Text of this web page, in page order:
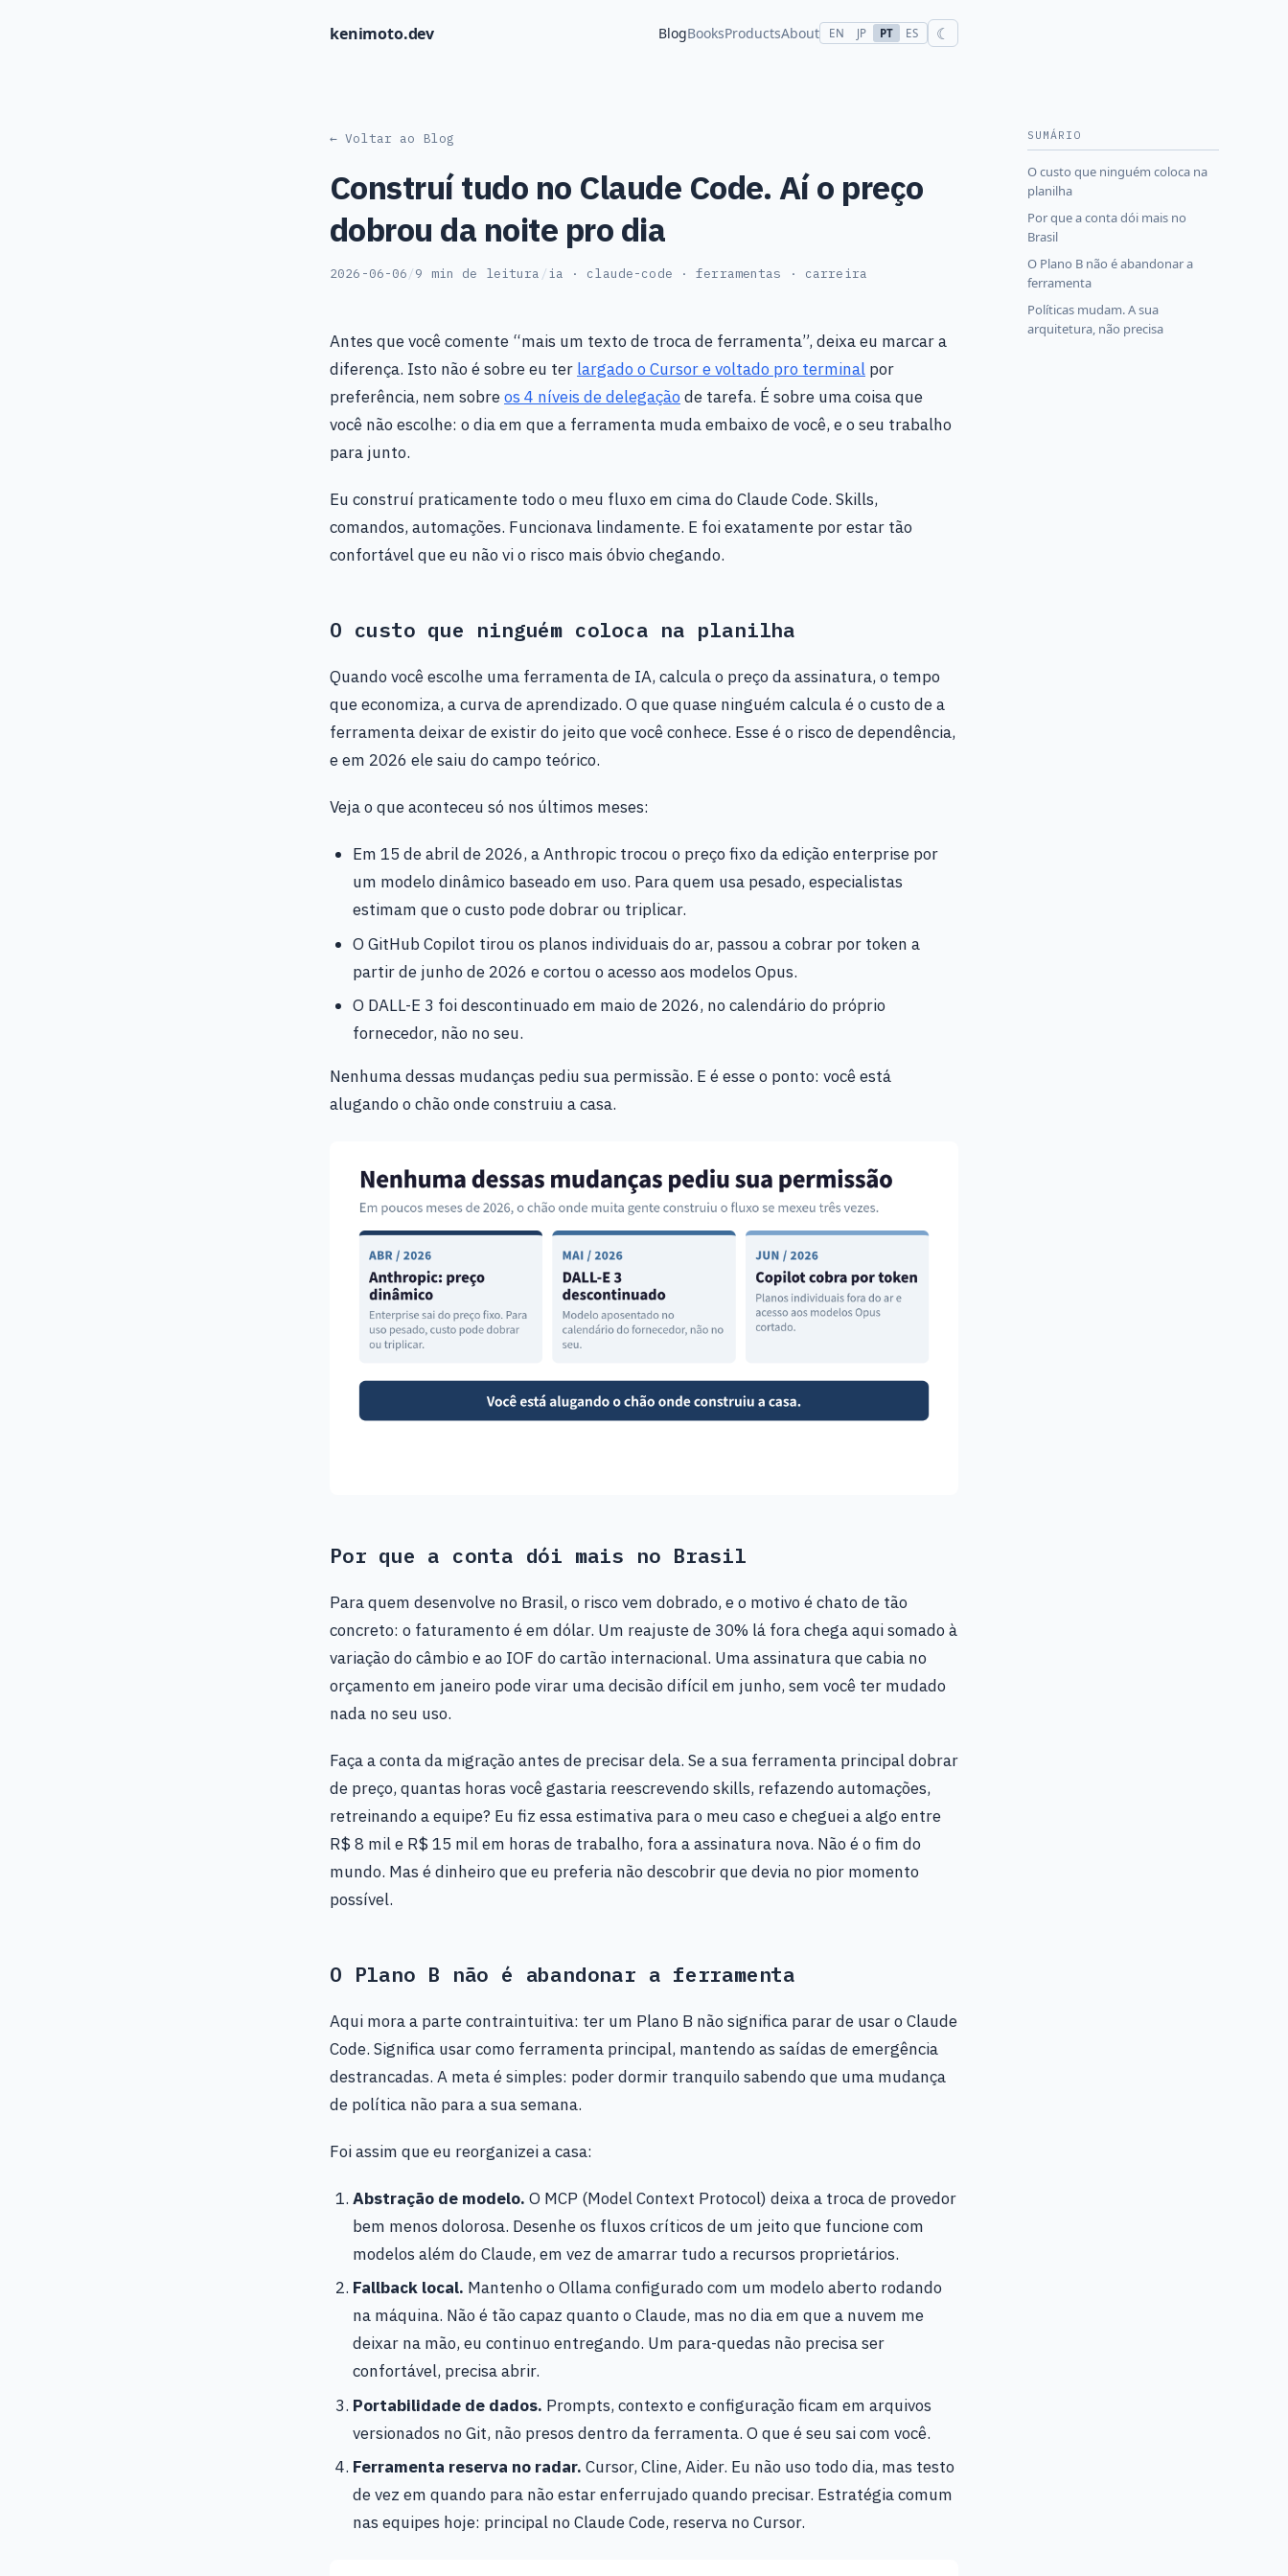
kenimoto.dev BlogBooksProductsAbout EN JP PT ES ☾
SUMÁRIO
O custo que ninguém coloca na
planilha
Por que a conta dói mais no
Brasil
O Plano B não é abandonar a
ferramenta
Políticas mudam. A sua
arquitetura, não precisa
← Voltar ao Blog
Construí tudo no Claude Code. Aí o preço
dobrou da noite pro dia
2026-06-06/9 min de leitura /ia · claude-code · ferramentas · carreira
Antes que você comente “mais um texto de troca de ferramenta”, deixa eu marcar a
diferença. Isto não é sobre eu ter largado o Cursor e voltado pro terminal por
preferência, nem sobreos 4 níveis de delegaçãode tarefa. É sobre uma coisa que
você não escolhe: o dia em que a ferramenta muda embaixo de você, e o seu trabalho
para junto.
Eu construí praticamente todo o meu fluxo em cima do Claude Code. Skills,
comandos, automações. Funcionava lindamente. E foi exatamente por estar tão
confortável que eu não vi o risco mais óbvio chegando.
O custo que ninguém coloca na planilha
Quando você escolhe uma ferramenta de IA, calcula o preço da assinatura, o tempo
que economiza, a curva de aprendizado. O que quase ninguém calcula é o custo de a
ferramenta deixar de existir do jeito que você conhece. Esse é o risco de dependência,
e em 2026 ele saiu do campo teórico.
Veja o que aconteceu só nos últimos meses:
Em 15 de abril de 2026, a Anthropic trocou o preço fixo da edição enterprise por
um modelo dinâmico baseado em uso. Para quem usa pesado, especialistas
estimam que o custo pode dobrar ou triplicar.
O GitHub Copilot tirou os planos individuais do ar, passou a cobrar por token a
partir de junho de 2026 e cortou o acesso aos modelos Opus.
O DALL-E 3 foi descontinuado em maio de 2026, no calendário do próprio
fornecedor, não no seu.
Nenhuma dessas mudanças pediu sua permissão. E é esse o ponto: você está
alugando o chão onde construiu a casa.
Por que a conta dói mais no Brasil
Para quem desenvolve no Brasil, o risco vem dobrado, e o motivo é chato de tão
concreto: o faturamento é em dólar. Um reajuste de 30% lá fora chega aqui somado à
variação do câmbio e ao IOF do cartão internacional. Uma assinatura que cabia no
orçamento em janeiro pode virar uma decisão difícil em junho, sem você ter mudado
nada no seu uso.
Faça a conta da migração antes de precisar dela. Se a sua ferramenta principal dobrar
de preço, quantas horas você gastaria reescrevendo skills, refazendo automações,
retreinando a equipe? Eu fiz essa estimativa para o meu caso e cheguei a algo entre
R$ 8 mil e R$ 15 mil em horas de trabalho, fora a assinatura nova. Não é o fim do
mundo. Mas é dinheiro que eu preferia não descobrir que devia no pior momento
possível.
O Plano B não é abandonar a ferramenta
Aqui mora a parte contraintuitiva: ter um Plano B não significa parar de usar o Claude
Code. Significa usar como ferramenta principal, mantendo as saídas de emergência
destrancadas. A meta é simples: poder dormir tranquilo sabendo que uma mudança
de política não para a sua semana.
Foi assim que eu reorganizei a casa:
Abstração de modelo. O MCP (Model Context Protocol) deixa a troca de provedor
bem menos dolorosa. Desenhe os fluxos críticos de um jeito que funcione com
modelos além do Claude, em vez de amarrar tudo a recursos proprietários.
Fallback local. Mantenho o Ollama configurado com um modelo aberto rodando
na máquina. Não é tão capaz quanto o Claude, mas no dia em que a nuvem me
deixar na mão, eu continuo entregando. Um para-quedas não precisa ser
confortável, precisa abrir.
Portabilidade de dados. Prompts, contexto e configuração ficam em arquivos
versionados no Git, não presos dentro da ferramenta. O que é seu sai com você.
Ferramenta reserva no radar. Cursor, Cline, Aider. Eu não uso todo dia, mas testo
de vez em quando para não estar enferrujado quando precisar. Estratégia comum
nas equipes hoje: principal no Claude Code, reserva no Cursor.